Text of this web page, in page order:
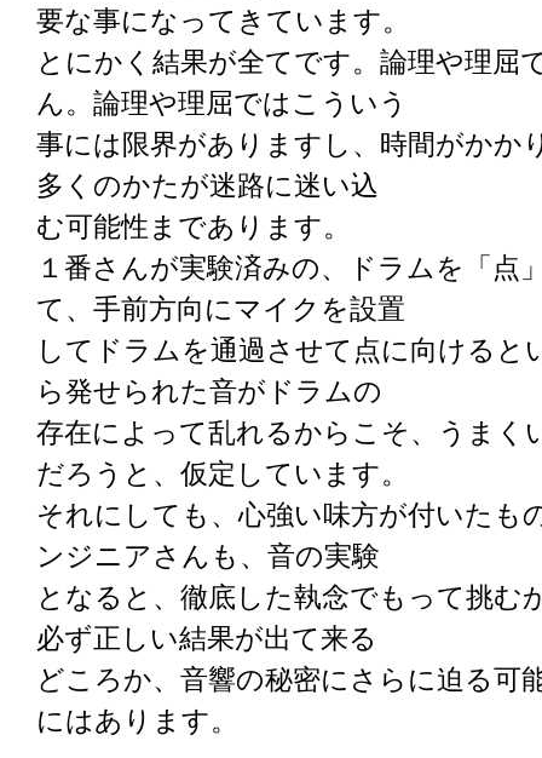
要な事になってきています。
とにかく結果が全てです。論理や理屈
ん。論理や理屈ではこういう
事には限界がありますし、時間がかか
多くのかたが迷路に迷い込
む可能性まであります。
１番さんが実験済みの、ドラムを「点
て、手前方向にマイクを設置
してドラムを通過させて点に向けると
ら発せられた音がドラムの
存在によって乱れるからこそ、うまく
だろうと、仮定しています。
それにしても、心強い味方が付いたも
ンジニアさんも、音の実験
となると、徹底した執念でもって挑む
必ず正しい結果が出て来る
どころか、音響の秘密にさらに迫る可
にはあります。